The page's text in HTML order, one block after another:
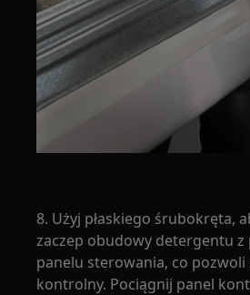
8. Użyj płaskiego śrubokręta,
zaczep obudowy detergentu z
panelu sterowania, co pozwoli
kontrolny. Pociągnij panel